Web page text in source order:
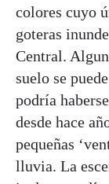
colores cuyo
goteras
Central.
suelo se
podría
desde hace
pequeñas
lluvia. La